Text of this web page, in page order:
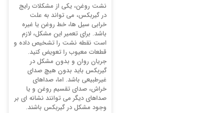
نشت روغن، یکی از مشکلات رایج
در گیربکس، می ‌تواند به علت
خرابی سیل ‌ها، خط روغن یا غیره
باشد. برای تعمیر این مشکل، لازم
است نقطه نشت را تشخیص داده و
قطعات معیوب را تعویض کنید.
جریان روان و بدون مشکل در
گیربکس باید بدون هیچ صدای
غیرطبیعی باشد. اما، صداهای
خراش، صدای تقسیم روغن و یا
صداهای دیگر می ‌توانند نشانه‌ ای بر
وجود مشکل در گیربکس باشند.